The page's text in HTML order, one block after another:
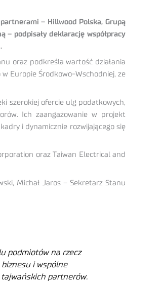
– Hillwood Polska, Grupą
– podpisały deklarację współpracy
oraz podkreśla wartość działania
Europie Środkowo-Wschodniej, ze
szerokiej ofercie ulg podatkowych,
Ich zaangażowanie w projekt
i dynamicznie rozwijającego się
oraz Taiwan Electrical and
Michał Jaros – Sekretarz Stanu
podmiotów na rzecz
i wspólne
tajwańskich partnerów.